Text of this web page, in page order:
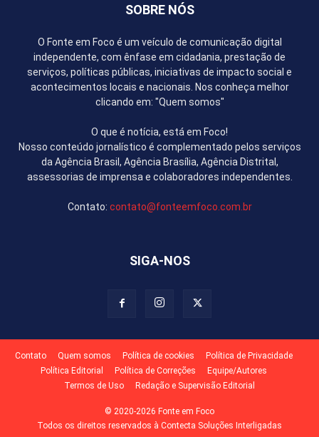
SOBRE NÓS
O Fonte em Foco é um veículo de comunicação digital
independente, com ênfase em cidadania, prestação de
serviços, políticas públicas, iniciativas de impacto social e
acontecimentos locais e nacionais. Nos conheça melhor
clicando em: "Quem somos"
O que é notícia, está em Foco!
Nosso conteúdo jornalístico é complementado pelos serviços
da Agência Brasil, Agência Brasília, Agência Distrital,
assessorias de imprensa e colaboradores independentes.
Contato: contato@fonteemfoco.com.br
SIGA-NOS
Contato Quem somos Política de cookies
Política de Privacidade
Política Editorial
Política de Correções
Equipe/Autores
Termos de Uso
Redação e Supervisão Editorial
© 2020-2026 Fonte em Foco
Todos os direitos reservados à Contecta Soluções Interligadas